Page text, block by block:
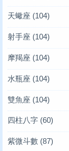
天蠍座 (104)
射手座 (104)
摩羯座 (104)
水瓶座 (104)
雙魚座 (104)
四柱八字 (60)
紫微斗數 (87)